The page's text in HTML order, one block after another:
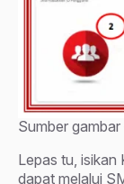
Sumber
Lepas tu, isikan
dapat melalui